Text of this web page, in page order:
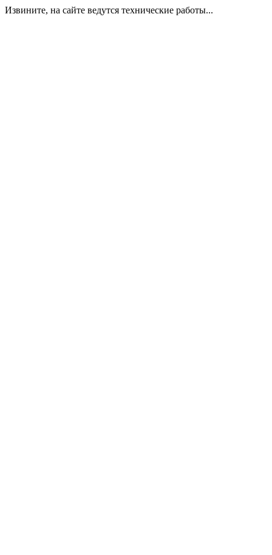
Извините, на сайте ведутся технические работы...